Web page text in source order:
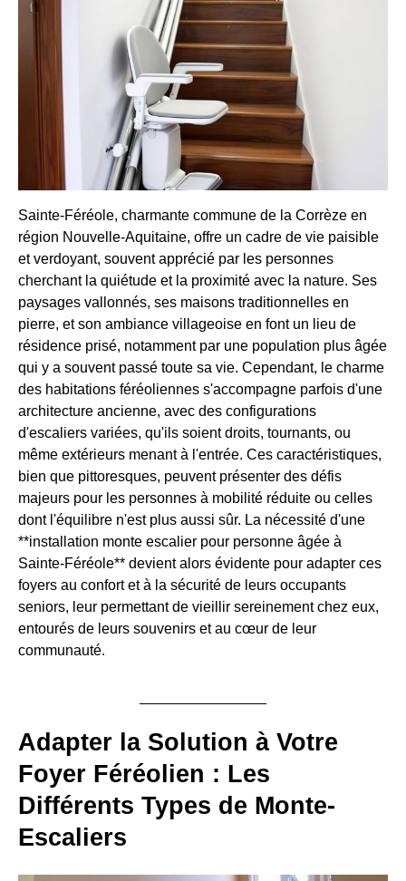
Sainte-Féréole, charmante commune de la Corrèze en
région Nouvelle-Aquitaine, offre un cadre de vie paisible
et verdoyant, souvent apprécié par les personnes
cherchant la quiétude et la proximité avec la nature. Ses
paysages vallonnés, ses maisons traditionnelles en
pierre, et son ambiance villageoise en font un lieu de
résidence prisé, notamment par une population plus âgée
qui y a souvent passé toute sa vie. Cependant, le charme
des habitations féréoliennes s'accompagne parfois d'une
architecture ancienne, avec des configurations
d'escaliers variées, qu'ils soient droits, tournants, ou
même extérieurs menant à l'entrée. Ces caractéristiques,
bien que pittoresques, peuvent présenter des défis
majeurs pour les personnes à mobilité réduite ou celles
dont l'équilibre n'est plus aussi sûr. La nécessité d'une
**installation monte escalier pour personne âgée à
Sainte-Féréole** devient alors évidente pour adapter ces
foyers au confort et à la sécurité de leurs occupants
seniors, leur permettant de vieillir sereinement chez eux,
entourés de leurs souvenirs et au cœur de leur
communauté.
Adapter la Solution à Votre
Foyer Féréolien : Les
Différents Types de Monte-
Escaliers